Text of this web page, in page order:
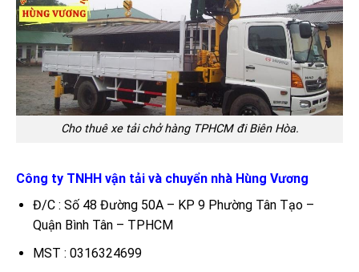
Cho thuê xe tải chở hàng TPHCM đi Biên Hòa.
Công ty TNHH vận tải và chuyển nhà Hùng Vương
Đ/C : Số 48 Đường 50A – KP 9 Phường Tân Tạo –
Quận Bình Tân – TPHCM
MST : 0316324699